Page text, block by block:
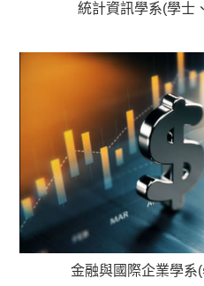
統計資訊學系(學士
金融與國際企業學系